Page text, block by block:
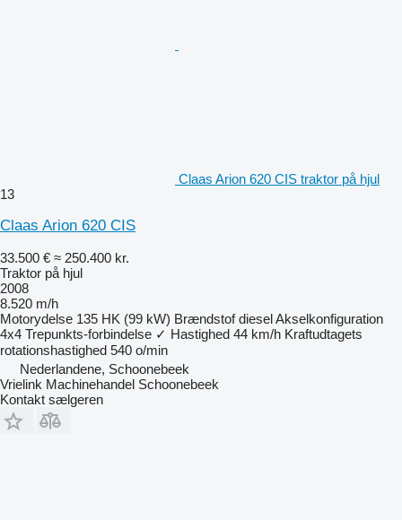
Claas Arion 620 CIS traktor på hjul
13
Claas Arion 620 CIS
33.500 € ≈ 250.400 kr.
Traktor på hjul
2008
8.520 m/h
Motorydelse 135 HK (99 kW) Brændstof dieselAkselkonfiguration
4x4 Trepunkts-forbindelse ✓ Hastighed 44 km/h Kraftudtagets
rotationshastighed 540 o/min
Nederlandene, Schoonebeek
Vrielink Machinehandel Schoonebeek
Kontakt sælgeren